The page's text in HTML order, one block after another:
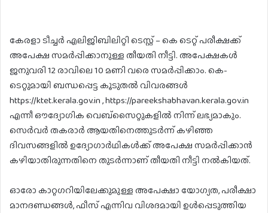
കേരളാ ടീച്ചർ എലിജിബിലിറ്റി ടെസ്റ്റ് – കെ ടെറ്റ് പരീക്ഷക്ക്
അപേക്ഷ സമർപ്പിക്കാനുള്ള തീയതി നീട്ടി. അപേക്ഷകൾ
ജനുവരി 12 രാവിലെ 10 മണി വരെ സമർപ്പിക്കാം. കെ-
ടെറ്റുമായി ബന്ധപ്പെട്ട കൂടുതൽ വിവരങ്ങൾ
https://ktet.kerala.gov.in , https://pareekshabhavan.kerala.gov.in
എന്നീ ഔദ്യോഗിക വെബ്‌സൈറ്റുകളിൽ നിന്ന് ലഭ്യമാകും.
സെർവർ തകരാർ ആയതിനെത്തുടർന്ന് കഴിഞ്ഞ
ദിവസങ്ങളിൽ ഉദ്യോഗാർഥികൾക്ക് അപേക്ഷ സമർപ്പിക്കാൻ
കഴിയാതിരുന്നതിനെ തുടർന്നാണ് തീയതി നീട്ടി നൽകിയത്.
ഓരോ കാറ്റഗറിയിലേക്കുമുള്ള അപേക്ഷാ യോഗ്യത, പരീക്ഷാ
മാനദണ്ഡങ്ങൾ, ഫീസ് എന്നിവ വിശദമായി ഉൾപ്പെടുത്തിയ